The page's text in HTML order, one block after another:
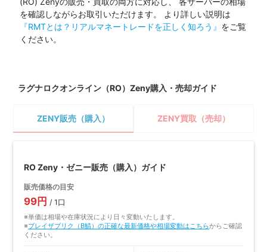
を確認しながらお取引いただけます。 より詳しい説明は
『RMTとは？リアルマネートレードを正しく知ろう』 をご覧
ください。
ラグナロクオンライン（RO）Zeny購入・売却ガイド
ZENY販売（購入） ZENY買取（売却）
RO Zeny・ゼニー販売（購入）ガイド
販売価格の目安
99円 / 1口
※単価は相場や在庫状況により日々変動いたします。
※ブレイザブリク（B鯖）の正確な最新価格や相場変動はこちらからご確認
ください。